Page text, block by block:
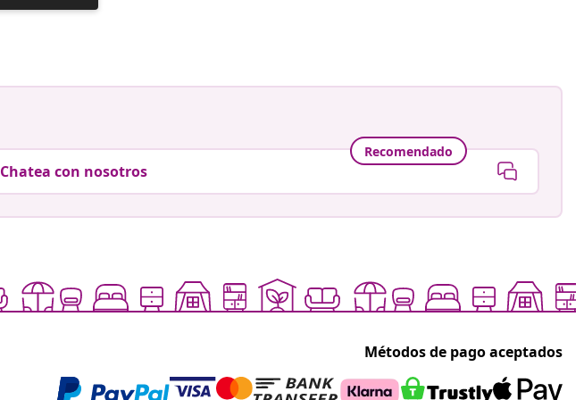
Recomendado
Chatea con nosotros
Métodos de pago aceptados